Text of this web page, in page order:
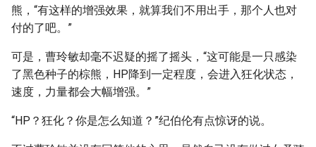
熊，“有这样的增强效果，就算我们不用出手，那个人也对
付的了吧。”
可是，曹玲敏却毫不迟疑的摇了摇头，“这可能是一只感染
了黑色种子的棕熊，HP降到一定程度，会进入狂化状态，
速度，力量都会大幅增强。”
“HP？狂化？你是怎么知道？”纪伯伦有点惊讶的说。